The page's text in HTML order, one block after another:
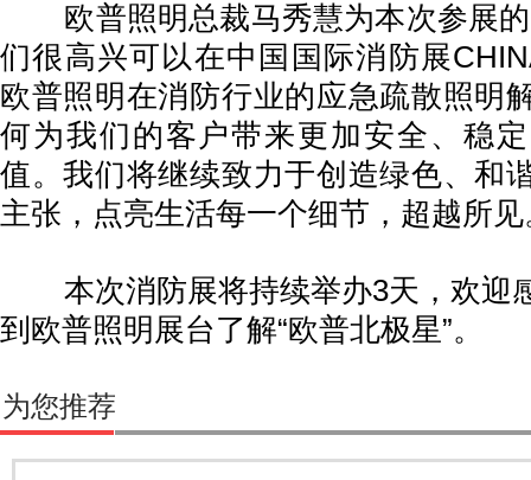
欧普照明总裁马秀慧为本次参展的
们很高兴可以在中国国际消防展
欧普照明在消防行业的应急疏散照明
何为我们的客户带来更加安全、稳
值。我们将继续致力于创造绿色、和
主张，点亮生活每一个细节，超越所见
本次消防展将持续举办3天，欢迎
到欧普照明展台了解“欧普北极星”。
为您推荐